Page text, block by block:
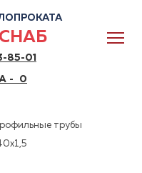
85-01
- 0
трубы